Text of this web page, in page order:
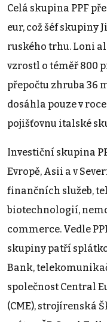
Celá skupina PPF
eur, což šéf skupiny
ruského trhu. Loni
vzrostl o téměř 800
přepočtu zhruba 36
dosáhla pouze v
pojišťovnu italské
Investiční skupina
Evropě, Asii a v
finančních služeb,
biotechnologií,
commerce. Vedle
skupiny patří
Bank,
společnost Central
(CME), strojírenská